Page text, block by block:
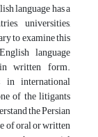
language has a
universities,
to examine this
language
written form.
in international
of the litigants
the Persian
of oral or written